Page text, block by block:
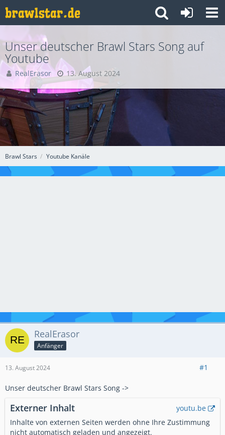
Brawl Stars Youtube Kanäle
Unser deutscher Brawl Stars Song auf
Youtube
RealErasor 13. August 2024
RealErasor
Anfänger
13. August 2024 #1
Unser deutscher Brawl Stars Song ->
Externer Inhalt
youtu.be
Inhalte von externen Seiten werden ohne Ihre Zustimmung
nicht automatisch geladen und angezeigt.